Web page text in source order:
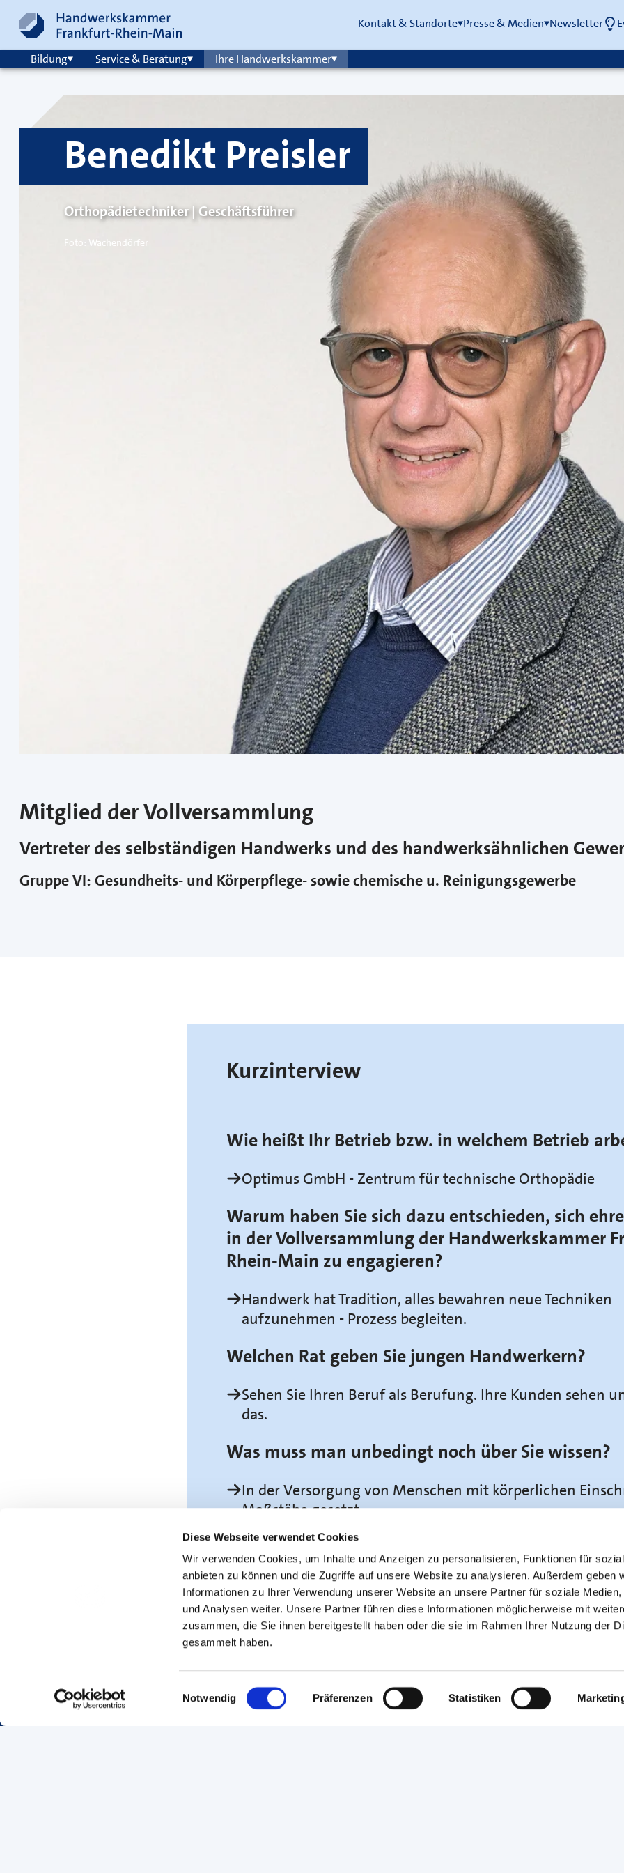
Diese Webseite verwendet Cookies
Wir verwenden Cookies, um Inhalte und Anzeigen zu personalisieren, Funktionen für
anbieten zu können und die Zugriffe auf unsere Website zu analysieren. Außerdem geben
Informationen zu Ihrer Verwendung unserer Website an unsere Partner für soziale Medien,
und Analysen weiter. Unsere Partner führen diese Informationen möglicherweise mit
zusammen, die Sie ihnen bereitgestellt haben oder die sie im Rahmen Ihrer Nutzung der
gesammelt haben.
Einwilligungsauswahl
Notwendig Präferenzen Statistiken
Zum Inhalt springen
Hauptnavigation
Kontakt & Standorte Presse & Medien Newsletter
Bildung Service & Beratung Ihre Handwerkskammer
Benedikt Preisler
Orthopädietechniker | Geschäftsführer
Foto: Wachendörfer
Mitglied der Vollversammlung
Vertreter des selbständigen Handwerks und des handwerksähnlichen
Gruppe VI: Gesundheits- und Körperpflege- sowie chemische u. Reinigungsgewerbe
Kurzinterview
Wie heißt Ihr Betrieb bzw. in welchem Betrieb
Optimus GmbH - Zentrum für technische Orthopädie
Warum haben Sie sich dazu entschieden, sich
in der Vollversammlung der Handwerkskammer
Rhein-Main zu engagieren?
Handwerk hat Tradition, alles bewahren neue Techniken
aufzunehmen - Prozess begleiten.
Welchen Rat geben Sie jungen Handwerkern?
Sehen Sie Ihren Beruf als Berufung. Ihre Kunden sehen
das.
Was muss man unbedingt noch über Sie wissen?
In der Versorgung von Menschen mit körperlichen
Maßstäbe gesetzt.
Seite empfehlen Seite drucken